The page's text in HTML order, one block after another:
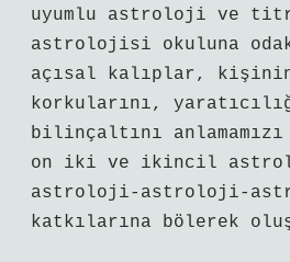
uyumlu astroloji ve
astrolojisi okuluna
açısal kalıplar, kişinin
korkularını,
bilinçaltını
on iki ve ikincil
astroloji-astroloji-
katkılarına bölerek